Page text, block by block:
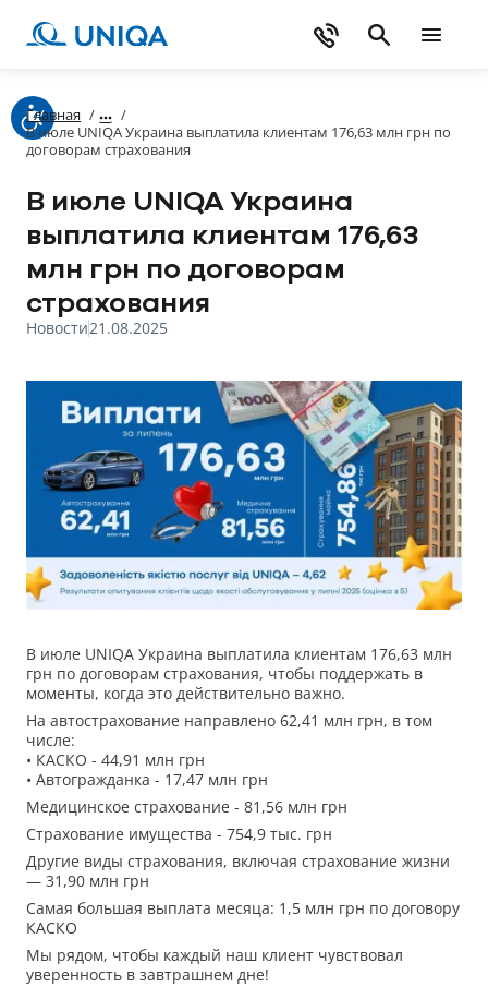
Главная /
/
В июле UNIQA Украина выплатила клиентам 176,63 млн грн по
договорам страхования
В июле UNIQA Украина
выплатила клиентам 176,63
млн грн по договорам
страхования
Новости21.08.2025
В июле UNIQA Украина выплатила клиентам 176,63 млн
грн по договорам страхования, чтобы поддержать в
моменты, когда это действительно важно.
На автострахование направлено 62,41 млн грн, в том
числе:
• КАСКО - 44,91 млн грн
• Автогражданка - 17,47 млн ​​грн
Медицинское страхование - 81,56 млн грн
Страхование имущества - 754,9 тыс. грн
Другие виды страхования, включая страхование жизни
— 31,90 млн грн
Самая большая выплата месяца: 1,5 млн грн по договору
КАСКО
Мы рядом, чтобы каждый наш клиент чувствовал
уверенность в завтрашнем дне!